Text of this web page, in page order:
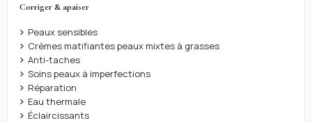
Corriger & apaiser
Peaux sensibles
Crèmes matifiantes peaux mixtes à grasses
Anti-taches
Soins peaux à imperfections
Réparation
Eau thermale
Éclaircissants